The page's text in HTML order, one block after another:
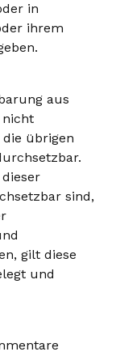
in
ihrem
aus
nicht
übrigen
sind,
gilt diese
und